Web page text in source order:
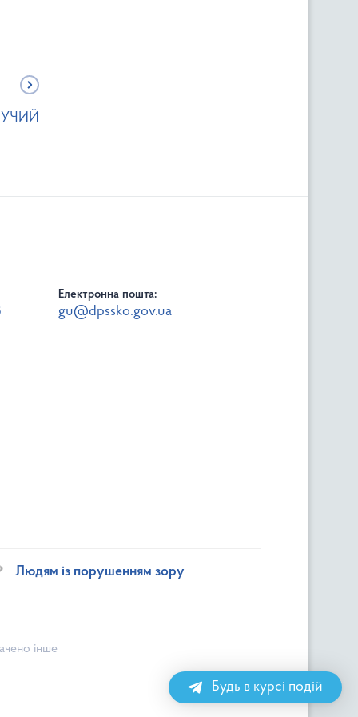
Електронна пошта:
gu@dpssko.gov.ua
Людям із порушенням зору
інше
Будь в курсі подій